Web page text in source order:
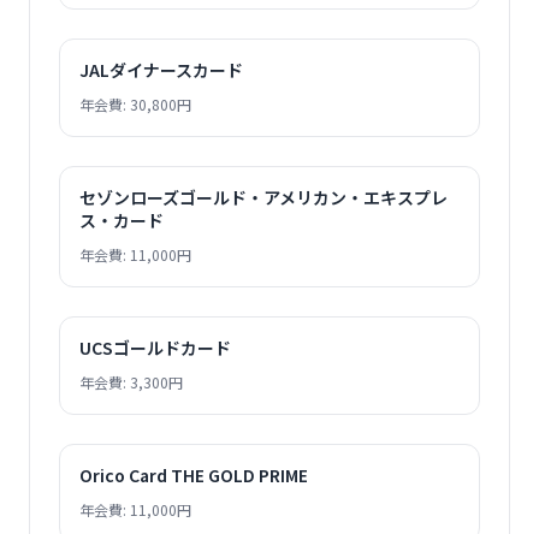
JALダイナースカード
年会費: 30,800円
セゾンローズゴールド・アメリカン・エキスプレ
ス・カード
年会費: 11,000円
UCSゴールドカード
年会費: 3,300円
Orico Card THE GOLD PRIME
年会費: 11,000円